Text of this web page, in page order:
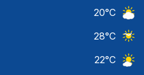
20°C
28°C
22°C